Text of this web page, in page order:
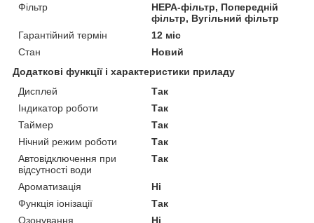
Фільтр
HEPA-фільтр, Попередній
фільтр, Вугільний фільтр
Гарантійний термін
12 міс
Стан
Новий
Додаткові функції і характеристики приладу
Дисплей
Так
Індикатор роботи
Так
Таймер
Так
Нічний режим роботи
Так
Автовідключення при
відсутності води
Так
Ароматизація
Ні
Функція іонізації
Так
Озонування
Ні